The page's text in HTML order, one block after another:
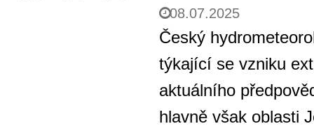
08.07.2025
Český
týkající se vzniku
aktuálního
hlavně však oblasti